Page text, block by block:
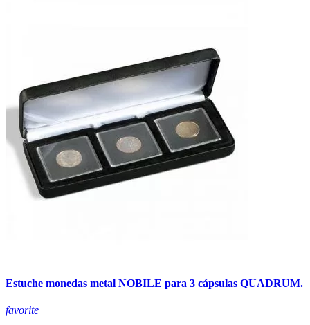
Estuche monedas metal NOBILE para 3 cápsulas QUADRUM.
favorite